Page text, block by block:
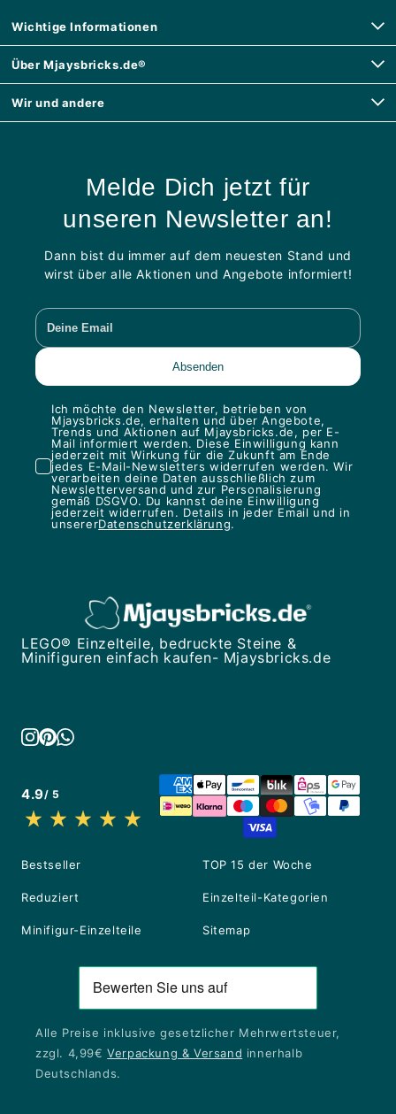
Wichtige Informationen
Über Mjaysbricks.de®
Wir und andere
Melde Dich jetzt für
unseren Newsletter an!
Dann bist du immer auf dem neuesten Stand und
wirst über alle Aktionen und Angebote informiert!
Ich möchte den Newsletter, betrieben von
Mjaysbricks.de, erhalten und über Angebote,
Trends und Aktionen auf Mjaysbricks.de, per E-
Mail informiert werden. Diese Einwilligung kann
jederzeit mit Wirkung für die Zukunft am Ende
jedes E-Mail-Newsletters widerrufen werden. Wir
verarbeiten deine Daten ausschließlich zum
Newsletterversand und zur Personalisierung
gemäß DSGVO. Du kannst deine Einwilligung
jederzeit widerrufen. Details in jeder Email und in
unsererDatenschutzerklärung.
LEGO® Einzelteile, bedruckte Steine &
Minifiguren einfach kaufen- Mjaysbricks.de
4.9/ 5
Bestseller TOP 15 der Woche
Reduziert Einzelteil-Kategorien
Minifigur-Einzelteile Sitemap
Alle Preise inklusive gesetzlicher Mehrwertsteuer,
zzgl. 4,99€Verpackung & Versand innerhalb
Deutschlands.